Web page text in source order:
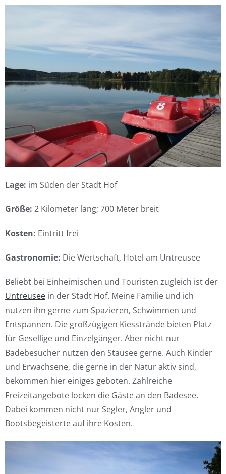
Lage: im Süden der Stadt Hof
Größe: 2 Kilometer lang; 700 Meter breit
Kosten: Eintritt frei
Gastronomie: Die Wertschaft, Hotel am Untreusee
Beliebt bei Einheimischen und Touristen zugleich ist der
Untreusee in der Stadt Hof. Meine Familie und ich
nutzen ihn gerne zum Spazieren, Schwimmen und
Entspannen. Die großzügigen Kiesstrände bieten Platz
für Gesellige und Einzelgänger. Aber nicht nur
Badebesucher nutzen den Stausee gerne. Auch Kinder
und Erwachsene, die gerne in der Natur aktiv sind,
bekommen hier einiges geboten. Zahlreiche
Freizeitangebote locken die Gäste an den Badesee.
Dabei kommen nicht nur Segler, Angler und
Bootsbegeisterte auf ihre Kosten.